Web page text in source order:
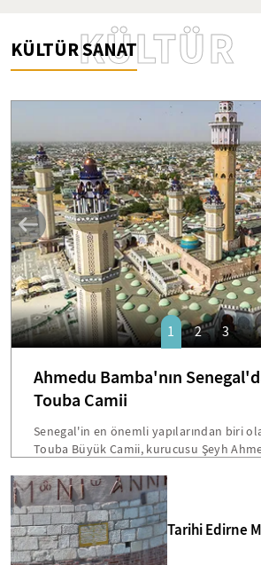
KÜLTÜR SANATKÜLTÜR
SANAT
Ahmedu Bamba'nın
Touba Camii
Senegal'in en önemli yapılarından biri
Touba Büyük Camii, kurucusu Şeyh
bulunan bu devasa yapı, hem mimarisi
toplumu için taşıdığı sembolik önemle
Bamba'nın "Beni cami inşaatından fazla
ilgilendirmiyor" sözleri, Touba'yı
merkezlerinden biri yapmakta.
1 2 3
Tarihi Edirne